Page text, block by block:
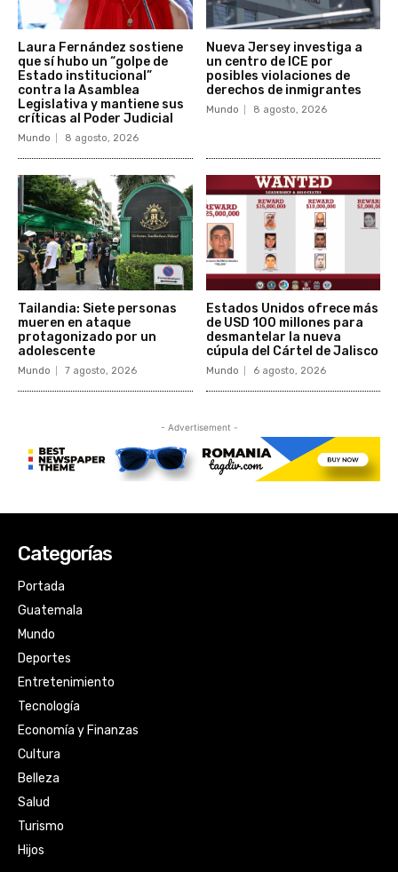
Categorías
Portada
Guatemala
Mundo
Deportes
Entretenimiento
Tecnología
Economía y Finanzas
Cultura
Belleza
Salud
Turismo
Hijos